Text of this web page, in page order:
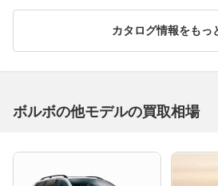
カタログ情報をもっ
ボルボの他モデルの買取相場